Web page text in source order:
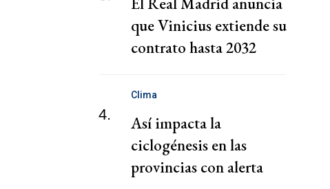
que Vinicius extiende su
contrato hasta 2032
4.
Clima
Así impacta la
ciclogénesis en las
provincias con alerta